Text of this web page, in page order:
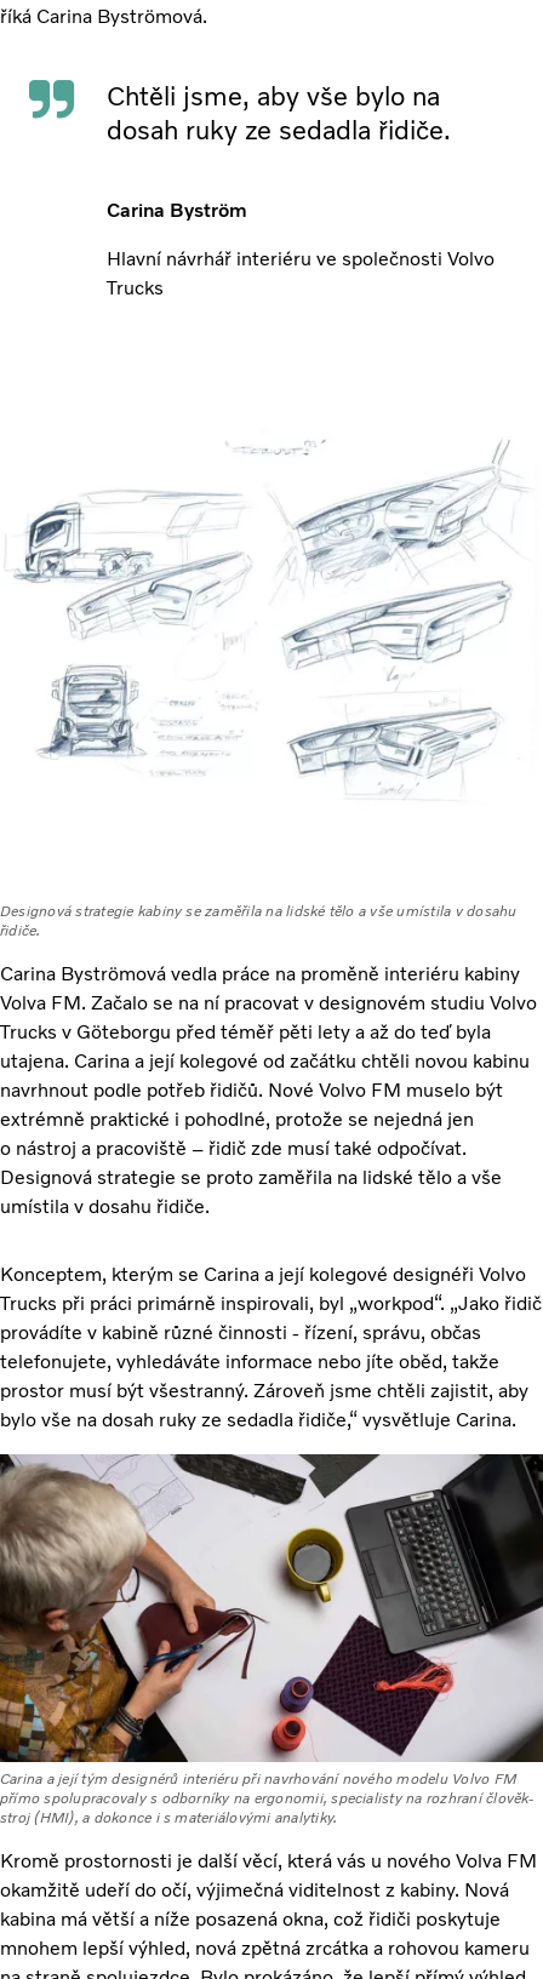
říká Carina Byströmová.
Chtěli jsme, aby vše bylo na
dosah ruky ze sedadla řidiče.
Carina Byström
Hlavní návrhář interiéru ve společnosti Volvo
Trucks
Designová strategie kabiny se zaměřila na lidské tělo a vše umístila v dosahu
řidiče.
Carina Byströmová vedla práce na proměně interiéru kabiny
Volva FM. Začalo se na ní pracovat v designovém studiu Volvo
Trucks v Göteborgu před téměř pěti lety a až do teď byla
utajena. Carina a její kolegové od začátku chtěli novou kabinu
navrhnout podle potřeb řidičů. Nové Volvo FM muselo být
extrémně praktické i pohodlné, protože se nejedná jen
o nástroj a pracoviště – řidič zde musí také odpočívat.
Designová strategie se proto zaměřila na lidské tělo a vše
umístila v dosahu řidiče.
Konceptem, kterým se Carina a její kolegové designéři Volvo
Trucks při práci primárně inspirovali, byl „workpod“. „Jako řidič
provádíte v kabině různé činnosti - řízení, správu, občas
telefonujete, vyhledáváte informace nebo jíte oběd, takže
prostor musí být všestranný. Zároveň jsme chtěli zajistit, aby
bylo vše na dosah ruky ze sedadla řidiče,“ vysvětluje Carina.
Carina a její tým designérů interiéru při navrhování nového modelu Volvo FM
přímo spolupracovaly s odborníky na ergonomii, specialisty na rozhraní člověk-
stroj (HMI), a dokonce i s materiálovými analytiky.
Kromě prostornosti je další věcí, která vás u nového Volva FM
okamžitě udeří do očí, výjimečná viditelnost z kabiny. Nová
kabina má větší a níže posazená okna, což řidiči poskytuje
mnohem lepší výhled, nová zpětná zrcátka a rohovou kameru